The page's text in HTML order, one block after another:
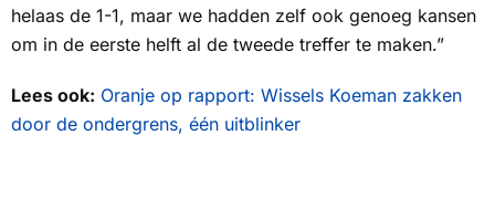
helaas de 1-1, maar we hadden zelf ook genoeg kansen
om in de eerste helft al de tweede treffer te maken.”
Lees ook: Oranje op rapport: Wissels Koeman zakken
door de ondergrens, één uitblinker